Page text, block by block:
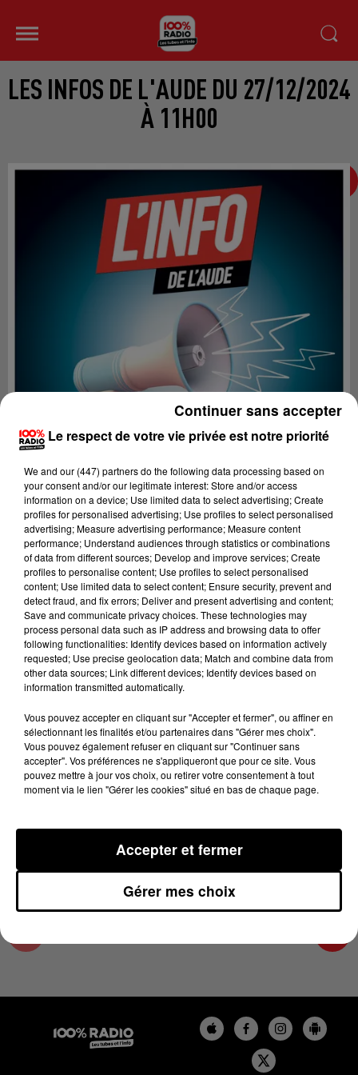
LES INFOS DE L'AUDE DU 27/12/2024
À 11H00
Lecture (2 min 23 sec)
100%
100% Radio les infos de l'Aude
27 décembre 2024 - 2 min 23 sec
LES INFOS DE L'AUDE DU 27/12/2024 À
11H00
Les infos de l'Aude
Le respect de votre vie privée est notre priorité
We and our (447) partnersdo the following data processing based on
your consent and/or our legitimate interest: Store and/or access
information on a device; Use limited data to select advertising; Create
profiles for personalised advertising; Use profiles to select personalised
advertising; Measure advertising performance; Measure content
performance; Understand audiences through statistics or combinations
of data from different sources; Develop and improve services; Create
profiles to personalise content; Use profiles to select personalised
content; Use limited data to select content; Ensure security, prevent and
detect fraud, and fix errors; Deliver and present advertising and content;
Save and communicate privacy choices. These technologies may
process personal data such as IP address and browsing data to offer
following functionalities: Identify devices based on information actively
requested; Use precise geolocation data; Match and combine data from
other data sources; Link different devices; Identify devices based on
information transmitted automatically.
Vous pouvez accepter en cliquant sur "Accepter et fermer", ou affiner en
sélectionnant les finalités et/ou partenaires dans "Gérer mes choix".
Vous pouvez également refuser en cliquant sur "Continuer sans
accepter". Vos préférences ne s'appliqueront que pour ce site. Vous
pouvez mettre à jour vos choix, ou retirer votre consentement à tout
moment via le lien "Gérer les cookies" situé en bas de chaque page.
Gérer mes choix
Accepter et fermer
Continuer sans accepter